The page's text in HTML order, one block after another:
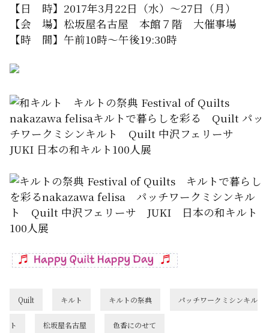
【日 時】2017年3月22日（水）～27日（月）
【会 場】松坂屋名古屋 本館７階 大催事場
【時 間】午前10時～午後19:30時
Quilt キルト キルトの祭典 パッチワークミシンキル
ト 松坂屋名古屋 色香にのせて